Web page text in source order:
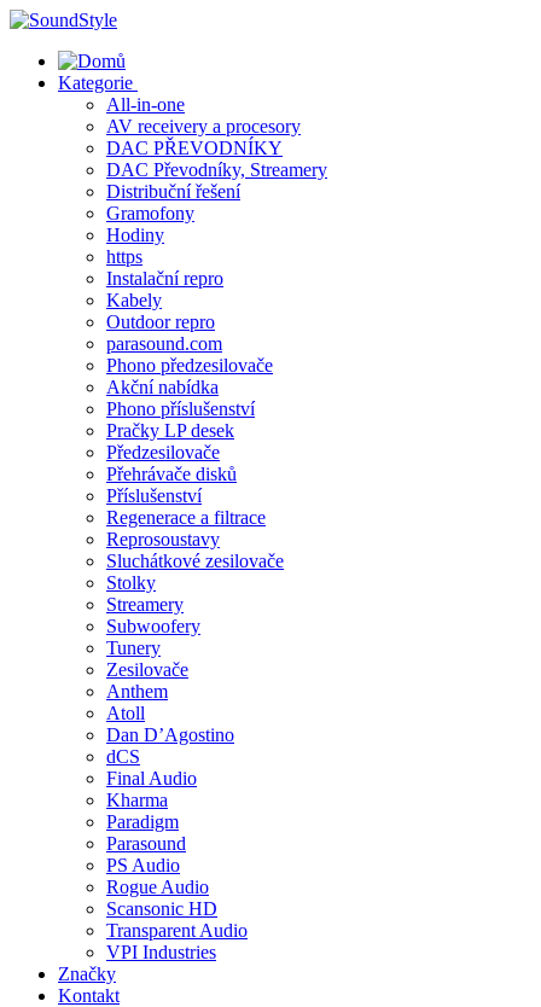
Skip
content
Kategorie
All-in-one
AV receivery a procesory
DAC PŘEVODNÍKY
DAC Převodníky, Streamery
Distribuční řešení
Gramofony
Hodiny
https
Instalační repro
Kabely
Outdoor repro
parasound.com
Phono předzesilovače
Akční nabídka
Phono příslušenství
Pračky LP desek
Předzesilovače
Přehrávače disků
Příslušenství
Regenerace a filtrace
Reprosoustavy
Sluchátkové zesilovače
Stolky
Streamery
Subwoofery
Tunery
Zesilovače
Anthem
Atoll
Dan D’Agostino
dCS
Final Audio
Kharma
Paradigm
Parasound
PS Audio
Rogue Audio
Scansonic HD
Transparent Audio
VPI Industries
Značky
Kontakt